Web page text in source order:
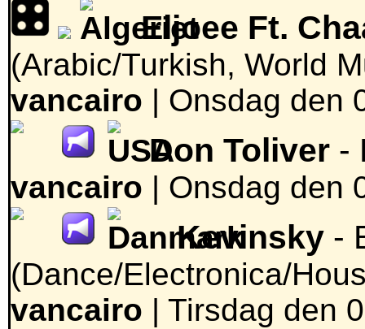
Eljoee Ft.
(Arabic/Turkish, World
vancairo | Onsdag den
Don Toliver -
vancairo | Onsdag den
Kevinsky -
(Dance/Electronica/
vancairo | Tirsdag den